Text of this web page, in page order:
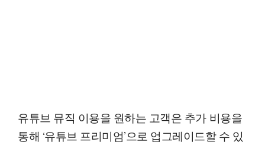
유튜브 뮤직 이용을 원하는 고객은 추가 비용을
통해 ‘유튜브 프리미엄’으로 업그레이드할 수 있